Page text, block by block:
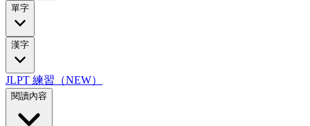
單字
漢字
JLPT 練習（NEW）
閱讀內容